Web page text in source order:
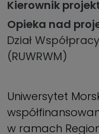
Kierownik
Opieka nad
Dział
(RUWRWM)
Uniwersytet
w ramach